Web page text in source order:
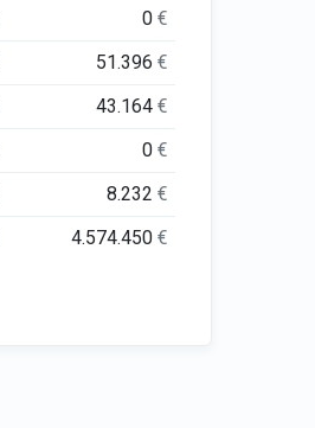
0€
51.396€
43.164€
0€
8.232€
4.574.450€